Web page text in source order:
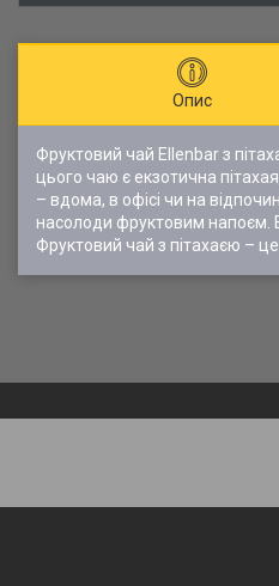
Опис
Фруктовий чай Ellenbar з
цього чаю є екзотична
– вдома, в офісі чи на
насолоди фруктовим напоєм.
Фруктовий чай з пітахаєю –